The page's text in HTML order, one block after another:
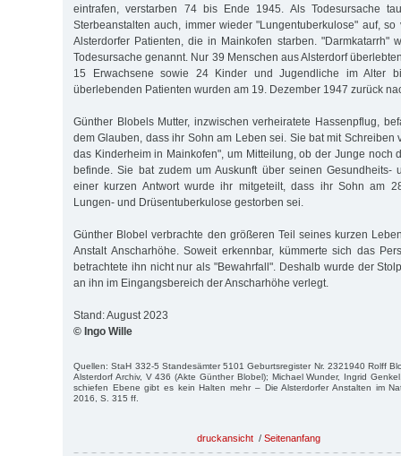
eintrafen, verstarben 74 bis Ende 1945. Als Todesursache
Sterbeanstalten auch, immer wieder "Lungentuberkulose" auf,
Alsterdorfer Patienten, die in Mainkofen starben. "Darmkatarrh"
Todesursache genannt. Nur 39 Menschen aus Alsterdorf
15 Erwachsene sowie 24 Kinder und Jugendliche im Alter
überlebenden Patienten wurden am 19. Dezember 1947 zurück
Günther Blobels Mutter, inzwischen verheiratete Hassenpflug,
dem Glauben, dass ihr Sohn am Leben sei. Sie bat mit Schreiben
das Kinderheim in Mainkofen", um Mitteilung, ob der Junge noch
befinde. Sie bat zudem um Auskunft über seinen Gesundheits-
einer kurzen Antwort wurde ihr mitgeteilt, dass ihr Sohn am
Lungen- und Drüsentuberkulose gestorben sei.
Günther Blobel verbrachte den größeren Teil seines kurzen
Anstalt Anscharhöhe. Soweit erkennbar, kümmerte sich das
betrachtete ihn nicht nur als "Bewahrfall". Deshalb wurde der
an ihn im Eingangsbereich der Anscharhöhe verlegt.
Stand: August 2023
© Ingo Wille
Quellen: StaH 332-5 Standesämter 5101 Geburtsregister Nr. 2321940 Rolff
Alsterdorf Archiv, V 436 (Akte Günther Blobel); Michael Wunder, Ingrid
schiefen Ebene gibt es kein Halten mehr – Die Alsterdorfer Anstalten im
2016, S. 315 ff.
druckansicht / Seitenanfang